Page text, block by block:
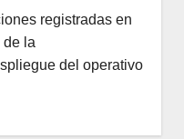
registradas en
de la
del operativo